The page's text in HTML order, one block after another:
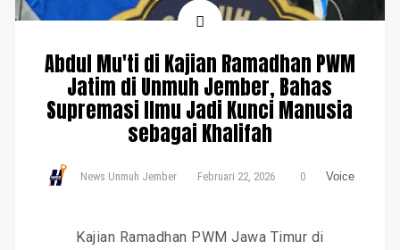
Abdul Mu'ti di Kajian Ramadhan PWM
Jatim di Unmuh Jember, Bahas
Supremasi Ilmu Jadi Kunci Manusia
sebagai Khalifah
News Unmuh Jember Februari 22, 2026 0 Voice
Kajian Ramadhan PWM Jawa Timur di